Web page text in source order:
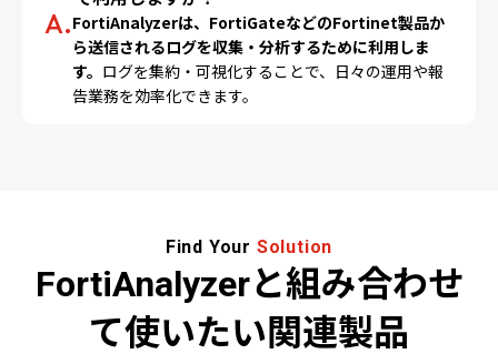
A.FortiAnalyzerは、FortiGateなどのFortinet製品か
ら送信されるログを収集・分析するために利用しま
す。 ログを集約・可視化することで、日々の運用や報
告業務を効率化できます。
Find Your Solution
FortiAnalyzerと組み合わせ
て使いたい関連製品